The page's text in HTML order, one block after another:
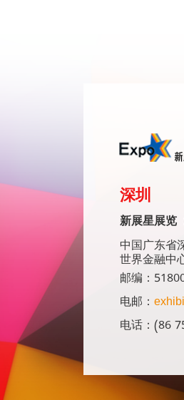
深圳
新展星展览
中国广东省
世界金融中
邮编：
电邮：
电话：(86